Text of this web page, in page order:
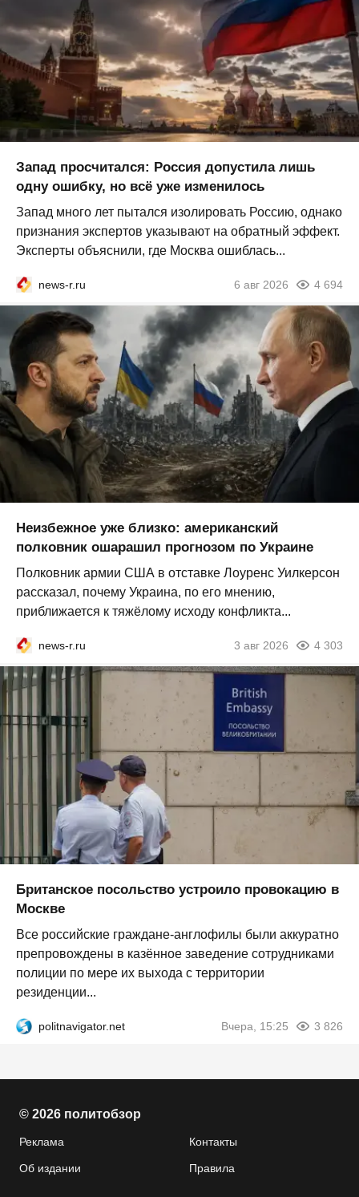
Запад просчитался: Россия допустила лишь
одну ошибку, но всё уже изменилось
Запад много лет пытался изолировать Россию, однако
признания экспертов указывают на обратный эффект.
Эксперты объяснили, где Москва ошиблась...
news-r.ru 6 авг 2026 4 694
Неизбежное уже близко: американский
полковник ошарашил прогнозом по Украине
Полковник армии США в отставке Лоуренс Уилкерсон
рассказал, почему Украина, по его мнению,
приближается к тяжёлому исходу конфликта...
news-r.ru 3 авг 2026 4 303
Британское посольство устроило провокацию в
Москве
Все российские граждане-англофилы были аккуратно
препровождены в казённое заведение сотрудниками
полиции по мере их выхода с территории
резиденции...
politnavigator.net Вчера, 15:25 3 826
© 2026 политобзор
Реклама Контакты
Об издании Правила